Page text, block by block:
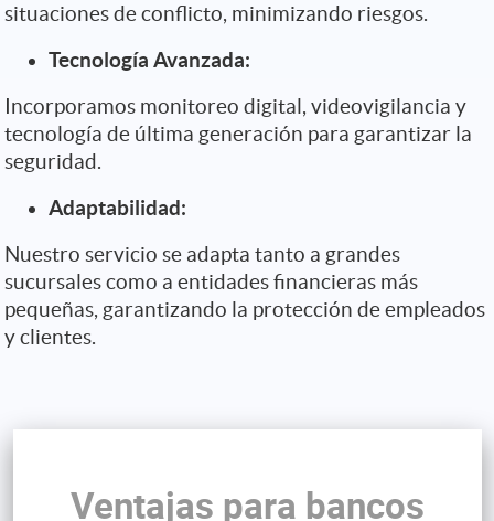
situaciones de conflicto, minimizando riesgos.
Tecnología Avanzada:
Incorporamos monitoreo digital, videovigilancia y
tecnología de última generación para garantizar la
seguridad.
Adaptabilidad:
Nuestro servicio se adapta tanto a grandes
sucursales como a entidades financieras más
pequeñas, garantizando la protección de empleados
y clientes.
Ventajas para bancos